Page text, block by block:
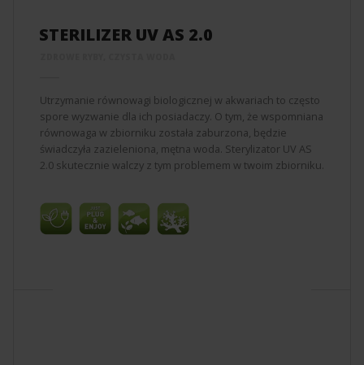
STERILIZER UV AS 2.0
Utrzymanie równowagi biologicznej w akwariach to często
spore wyzwanie dla ich posiadaczy. O tym, że wspomniana
równowaga w zbiorniku została zaburzona, będzie
świadczyła zazieleniona, mętna woda. Sterylizator UV AS
2.0 skutecznie walczy z tym problemem w twoim zbiorniku.